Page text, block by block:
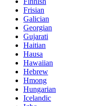
Frisian
Galician
Georgian
Gujarati
Haitian
Hausa
Hawaiian
Hebrew
Hmong
Hungarian
Icelandic